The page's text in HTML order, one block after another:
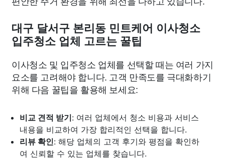
대구 달서구 본리동 민트케어 이사청소
입주청소 업체 고르는 꿀팁
이사청소 및 입주청소 업체를 선택할 때는 여러 가지
요소를 고려해야 합니다. 고객 만족도를 극대화하기
위해 다음 꿀팁을 활용해 보세요:
비교 견적 받기: 여러 업체에서 청소 비용과 서비스
내용을 비교하여 가장 합리적인 선택을 합니다.
리뷰 확인: 해당 업체의 고객 후기와 평점을 확인하
여 신뢰할 수 있는 업체를 찾습니다.